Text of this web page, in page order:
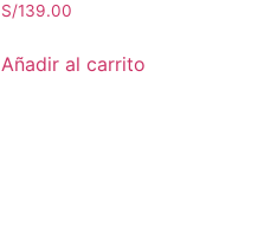
S/139.00
Añadir al carrito